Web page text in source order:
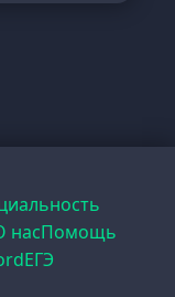
насПомощь
ЕГЭ